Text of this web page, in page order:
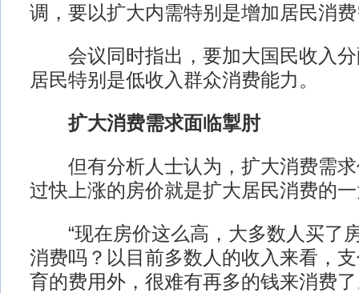
调，要以扩大内需特别是增加居民消
会议同时指出，要加大国民收入分
居民特别是低收入群众消费能力。
扩大消费需求面临掣肘
但有分析人士认为，扩大消费需求
过快上涨的房价就是扩大居民消费的
“现在房价这么高，大多数人买了
消费吗？以目前多数人的收入来看，
育的费用外，很难有再多的钱来消费